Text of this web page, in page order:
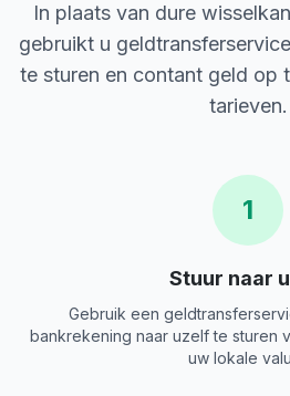
In plaats van dure
gebruikt u
te sturen en contant geld op
tarieven.
1
Stuur naar
Gebruik een
bankrekening naar uzelf te sturen
uw lokale